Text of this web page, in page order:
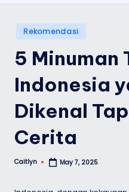
j
a
d
o
e
l.
i
d
Posted
in
Rekomendasi
5 Minuman
Indonesia
Dikenal
Cerita
Posted
Caitlyn May 7, 2025